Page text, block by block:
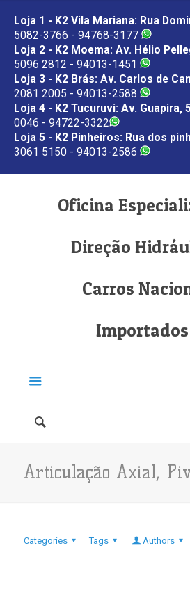
Loja 1 - K2 Vila Mariana: Rua
5082-3766 - 94768-3177
Loja 2 - K2 Moema: Av. Hélio
5096 2812 - 94013-1451
Loja 3 - K2 Brás: Av. Carlos de
2081 2005 - 94013-2588
Loja 4 - K2 Tucuruvi: Av. Guapira,
0046 - 94722-3322
Loja 5 - K2 Pinheiros: Rua dos
3061 5150 - 94013-2586
Oficina
Direção
Carros
Importados
Articulação Axial,
Categories Tags Authors